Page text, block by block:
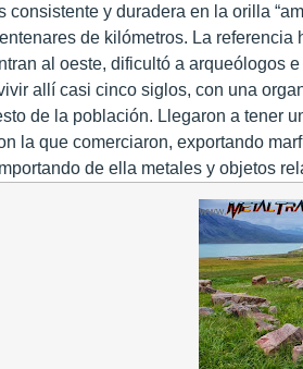
consistente y duradera en la orilla
de kilómetros. La referencia
al oeste, dificultó a arqueólogos
allí casi cinco siglos, con una
de la población. Llegaron a tener
la que comerciaron, exportando
de ella metales y objetos